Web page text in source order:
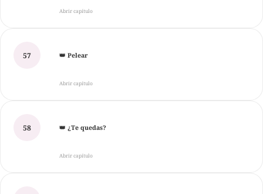
Abrir capítulo
57 👑 Pelear
Abrir capítulo
58 👑 ¿Te quedas?
Abrir capítulo